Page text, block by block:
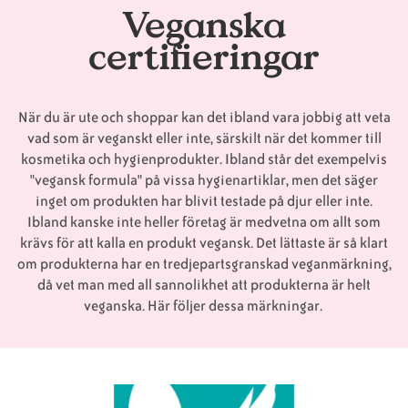
ingredienser
Veganska
konsumentlistor
Vanliga
frågor
Veganska
substitut
Veganska
certifieringar
Veganska
certifieringar
När du är ute och shoppar kan det ibland vara jobbig att veta
vad som är veganskt eller inte, särskilt när det kommer till
kosmetika och hygienprodukter. Ibland står det exempelvis
"vegansk formula" på vissa hygienartiklar, men det säger
inget om produkten har blivit testade på djur eller inte.
Ibland kanske inte heller företag är medvetna om allt som
krävs för att kalla en produkt vegansk. Det lättaste är så klart
om produkterna har en tredjepartsgranskad veganmärkning,
då vet man med all sannolikhet att produkterna är helt
veganska. Här följer dessa märkningar.